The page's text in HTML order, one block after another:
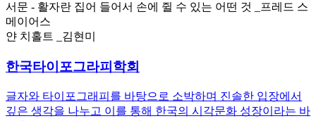
서문 - 활자란 집어 들어서 손에 쥘 수 있는 어떤 것 _프레드 스
메이어스
얀 치홀트 _김현미
한국타이포그라피학회
글자와 타이포그래피를 바탕으로 소박하며 진솔한 입장에서
깊은 생각을 나누고 이를 통해 한국의 시각문화 성장이라는 바